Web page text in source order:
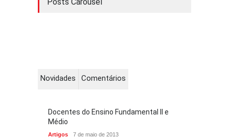
Novidades Comentários
Docentes do Ensino Fundamental II e
Médio
Artigos 7 de maio de 2013